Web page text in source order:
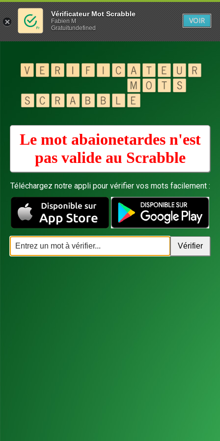
Le mot abaionetardes n'est
pas valide au Scrabble
Téléchargez notre appli pour vérifier vos mots facilement :
Vérificateur Mot Scrabble
Fabien M
Gratuitundefined
VOIR